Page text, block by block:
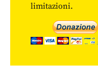
limitazioni.